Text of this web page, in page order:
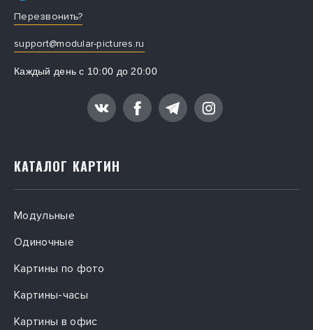
КАТАЛОГ КАРТИН
Модульные
Одиночные
Картины по фото
Картины-часы
Картины в офис
Перезвонить?
support@modular-pictures.ru
Каждый день с 10:00 до 20:00